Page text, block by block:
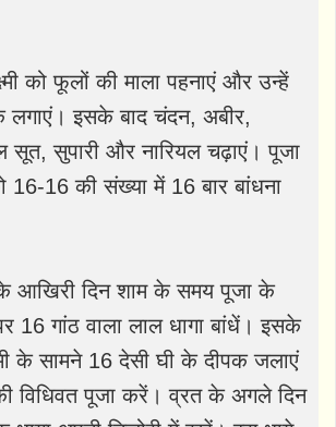
को फूलों की माला पहनाएं और उन्हें
लगाएं। इसके बाद चंदन, अबीर,
सूत, सुपारी और नारियल चढ़ाएं। पूजा
16-16 की संख्या में 16 बार बांधना
दिन शाम के समय पूजा के
16 गांठ वाला लाल धागा बांधें। इसके
के सामने 16 देसी घी के दीपक जलाएं
विधिवत पूजा करें। व्रत के अगले दिन